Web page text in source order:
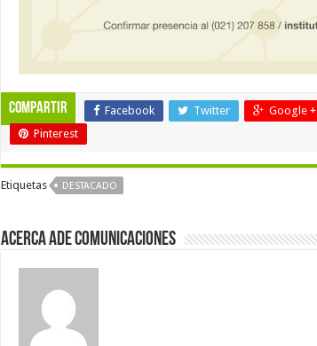
Compartir Facebook Twitter Google +
Pinterest
Etiquetas DESTACADO
Acerca Ade Comunicaciones